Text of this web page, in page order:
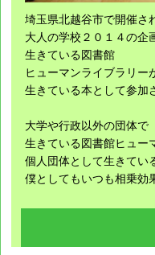
埼玉県北越谷市で開催さ
大人の学校２０１４の企
生きている図書館
ヒューマンライブラリー
生きている本として参加
大学や行政以外の団体で
生きている図書館ヒュー
個人団体として生きてい
僕としてもいつも相乗効